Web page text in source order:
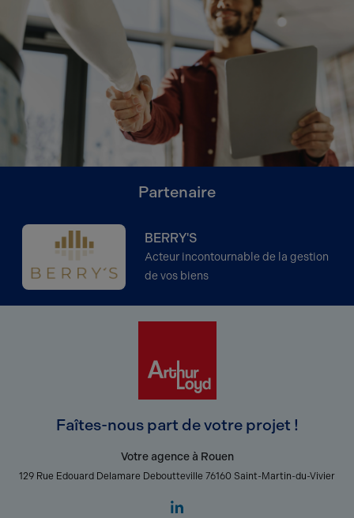
Partenaire
BERRY'S
Acteur incontournable de la gestion
de vos biens
Faîtes-nous part de votre projet !
Votre agence à Rouen
129 Rue Edouard Delamare Deboutteville 76160 Saint-Martin-du-Vivier